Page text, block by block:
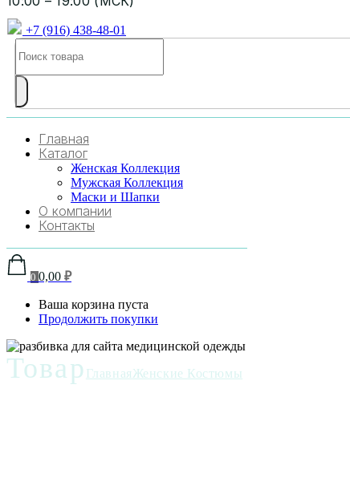
+7 (916) 438-48-01
Главная
Каталог
Женская Коллекция
Мужская Коллекция
Маски и Шапки
О компании
Контакты
0 0,00 ₽
Ваша корзина пуста
Продолжить покупки
Товар ГлавнаяЖенские Костюмы